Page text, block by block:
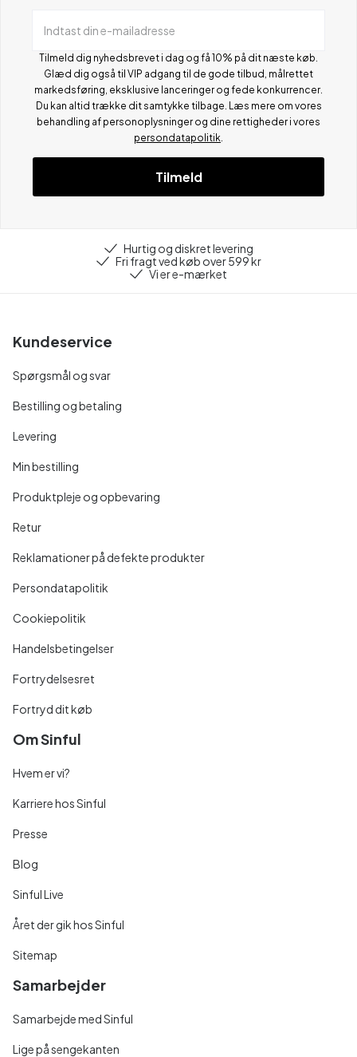
Indtast din e-mailadresse
Tilmeld dig nyhedsbrevet i dag og få 10% på dit næste køb.
Glæd dig også til VIP adgang til de gode tilbud, målrettet
markedsføring, eksklusive lanceringer og fede konkurrencer.
Du kan altid trække dit samtykke tilbage. Læs mere om vores
behandling af personoplysninger og dine rettigheder i vores
persondatapolitik
Tilmeld
Hurtig og diskret levering
Fri fragt ved køb over 599 kr
Vi er e-mærket
Kundeservice
Spørgsmål og svar
Bestilling og betaling
Levering
Min bestilling
Produktpleje og opbevaring
Retur
Reklamationer på defekte produkter
Persondatapolitik
Cookiepolitik
Handelsbetingelser
Fortrydelsesret
Fortryd dit køb
Om Sinful
Hvem er vi?
Karriere hos Sinful
Presse
Blog
Sinful Live
Året der gik hos Sinful
Sitemap
Samarbejder
Samarbejde med Sinful
Lige på sengekanten